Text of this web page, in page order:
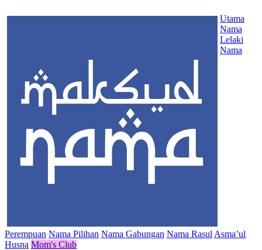
Utama
Nama
Lelaki
Nama
Perempuan Nama Pilihan Nama Gabungan Nama Rasul Asma’ul
Husna Mom's Club